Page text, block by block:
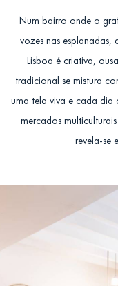
Num bairro onde o
vozes nas esplanadas,
Lisboa é criativa,
tradicional se mistura
uma tela viva e cada dia
mercados
revela-se